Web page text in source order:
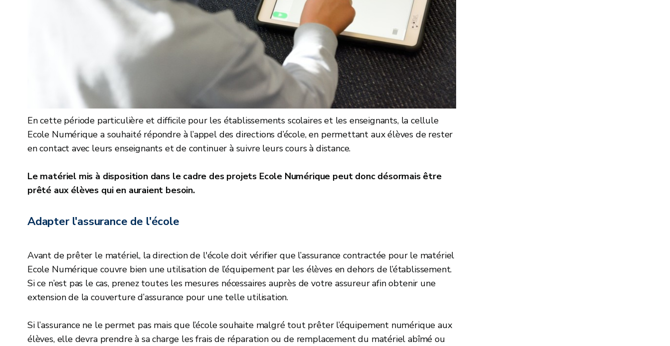
En cette période particulière et difficile pour les établissements scolaires et les enseignants, la cellule
Ecole Numérique a souhaité répondre à l’appel des directions d’école, en permettant aux élèves de rester
en contact avec leurs enseignants et de continuer à suivre leurs cours à distance.
Le matériel mis à disposition dans le cadre des projets Ecole Numérique peut donc désormais être
prêté aux élèves qui en auraient besoin.
Adapter l'assurance de l'école
Avant de prêter le matériel, la direction de l'école doit vérifier que l’assurance contractée pour le matériel
Ecole Numérique couvre bien une utilisation de l’équipement par les élèves en dehors de l’établissement.
Si ce n’est pas le cas, prenez toutes les mesures nécessaires auprès de votre assureur afin obtenir une
extension de la couverture d’assurance pour une telle utilisation.
Si l’assurance ne le permet pas mais que l’école souhaite malgré tout prêter l’équipement numérique aux
élèves, elle devra prendre à sa charge les frais de réparation ou de remplacement du matériel abîmé ou